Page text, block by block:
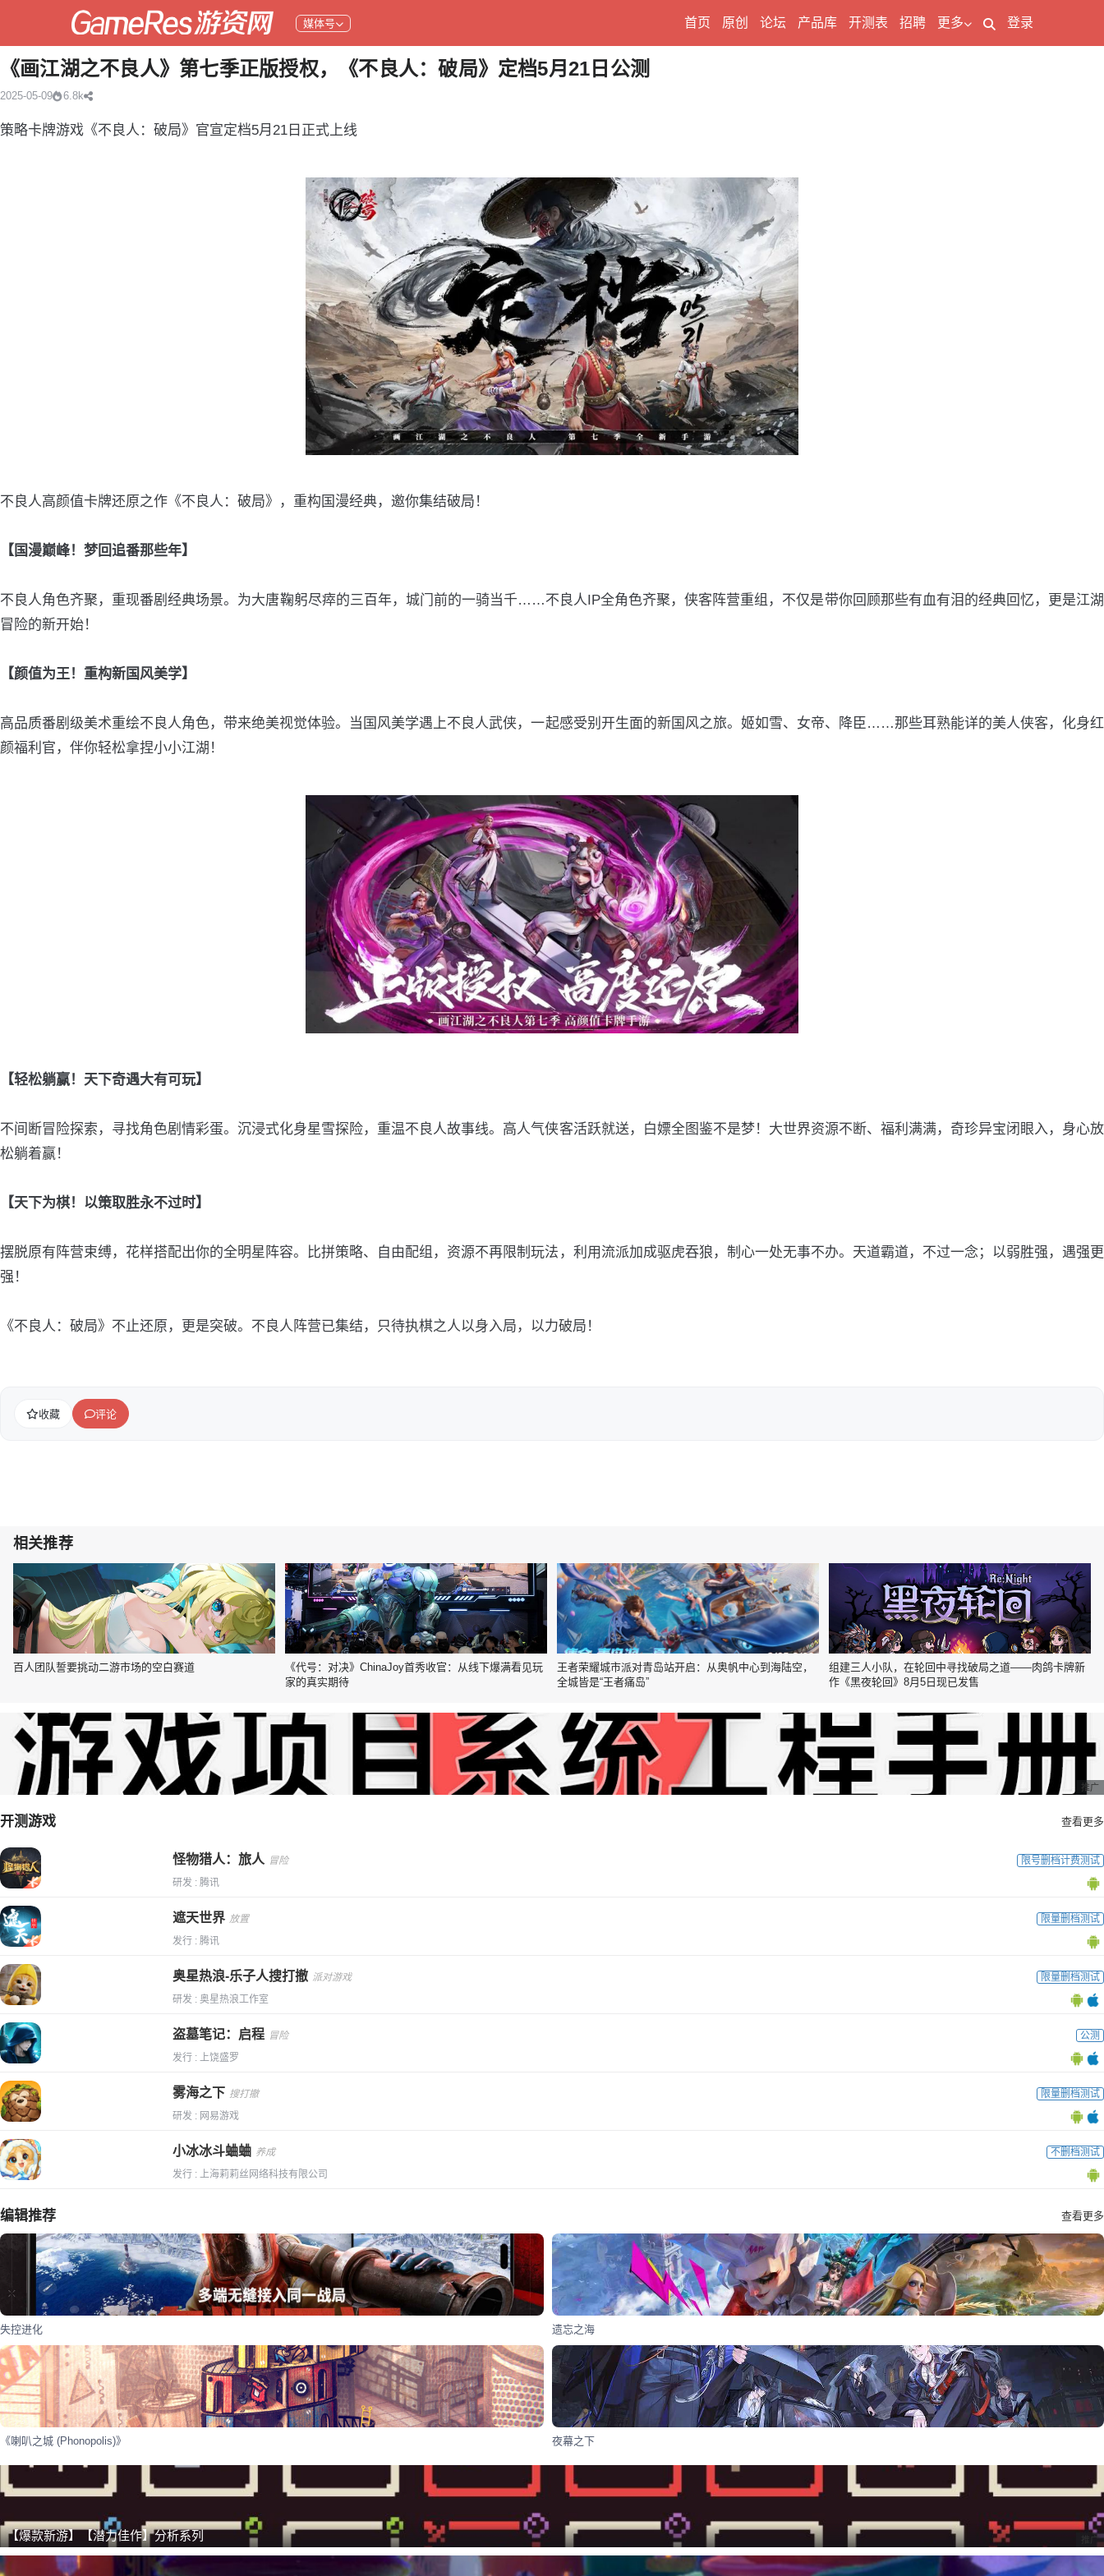
媒体号 首页 原创 论坛 产品库 开测表 招聘 更多 登录
《画江湖之不良人》第七季正版授权，《不良人：破局》定档5月21日公测
2025-05-09 6.8k
策略卡牌游戏《不良人：破局》官宣定档5月21日正式上线
不良人高颜值卡牌还原之作《不良人：破局》，重构国漫经典，邀你集结破局！
【国漫巅峰！梦回追番那些年】
不良人角色齐聚，重现番剧经典场景。为大唐鞠躬尽瘁的三百年，城门前的一骑当千……不良人IP全角色齐聚，侠客阵营重组，不仅是带你回顾那些有血有泪的经典回忆，更是江湖
冒险的新开始！
【颜值为王！重构新国风美学】
高品质番剧级美术重绘不良人角色，带来绝美视觉体验。当国风美学遇上不良人武侠，一起感受别开生面的新国风之旅。姬如雪、女帝、降臣……那些耳熟能详的美人侠客，化身红
颜福利官，伴你轻松拿捏小小江湖！
【轻松躺赢！天下奇遇大有可玩】
不间断冒险探索，寻找角色剧情彩蛋。沉浸式化身星雪探险，重温不良人故事线。高人气侠客活跃就送，白嫖全图鉴不是梦！大世界资源不断、福利满满，奇珍异宝闭眼入，身心放
松躺着赢！
【天下为棋！以策取胜永不过时】
摆脱原有阵营束缚，花样搭配出你的全明星阵容。比拼策略、自由配组，资源不再限制玩法，利用流派加成驱虎吞狼，制心一处无事不办。天道霸道，不过一念；以弱胜强，遇强更
强！
《不良人：破局》不止还原，更是突破。不良人阵营已集结，只待执棋之人以身入局，以力破局！
收藏 评论
相关推荐
百人团队誓要挑动二游市场的空白赛道
《代号：对决》ChinaJoy首秀收官：从线下爆满看见玩
家的真实期待
王者荣耀城市派对青岛站开启：从奥帆中心到海陆空，
全城皆是“王者痛岛”
组建三人小队，在轮回中寻找破局之道——肉鸽卡牌新
作《黑夜轮回》8月5日现已发售
推广
开测游戏 查看更多
怪物猎人：旅人 冒险
限号删档计费测试
研发 : 腾讯
遮天世界 放置
限量删档测试
发行 : 腾讯
奥星热浪-乐子人搜打撤 派对游戏
限量删档测试
研发 : 奥星热浪工作室
盗墓笔记：启程 冒险
公测
发行 : 上饶盛罗
雾海之下 搜打撤
限量删档测试
研发 : 网易游戏
小冰冰斗蛐蛐 养成
不删档测试
发行 : 上海莉莉丝网络科技有限公司
编辑推荐 查看更多
失控进化 遗忘之海
《喇叭之城 (Phonopolis)》 夜幕之下
【爆款新游】【潜力佳作】分析系列 推广